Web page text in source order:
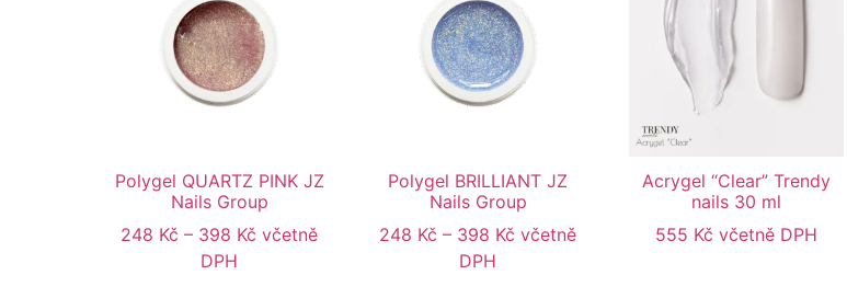
Polygel QUARTZ PINK JZ
Nails Group
248 Kč – 398 Kč včetně
DPH
Polygel BRILLIANT JZ
Nails Group
248 Kč – 398 Kč včetně
DPH
Acrygel “Clear” Trendy
nails 30 ml
555 Kč včetně DPH